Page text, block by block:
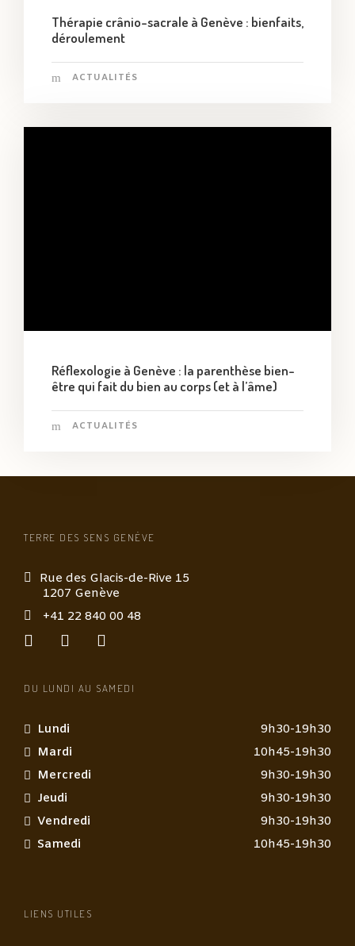
Thérapie crânio-sacrale à Genève : bienfaits,
déroulement
ACTUALITÉS
Réflexologie à Genève : la parenthèse bien-
être qui fait du bien au corps (et à l’âme)
ACTUALITÉS
TERRE DES SENS GENÈVE
Rue des Glacis-de-Rive 15
1207 Genève
+41 22 840 00 48
DU LUNDI AU SAMEDI
Lundi
9h30-19h30
Mardi
10h45-19h30
Mercredi
9h30-19h30
Jeudi
9h30-19h30
Vendredi
9h30-19h30
Samedi
10h45-19h30
LIENS UTILES